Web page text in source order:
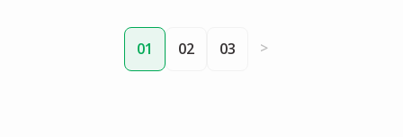
01 02 03 >